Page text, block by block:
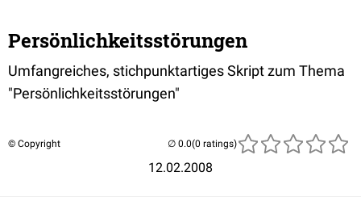
Persönlichkeitsstörungen
Umfangreiches, stichpunktartiges Skript zum Thema
"Persönlichkeitsstörungen"
© Copyright
12.02.2008
(0 ratings)